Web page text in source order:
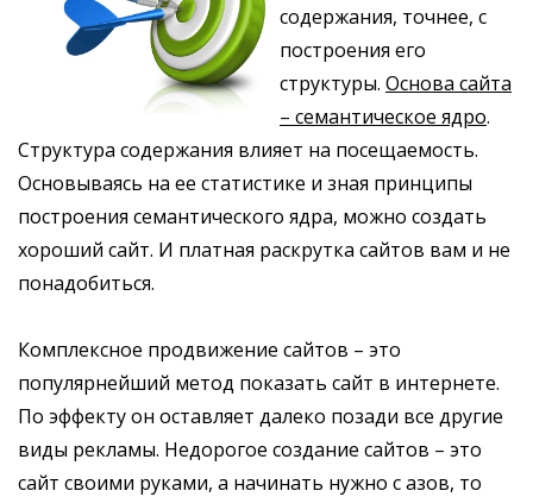
содержания, точнее, с
построения его
структуры. Основа сайта
– семантическое ядро.
Структура содержания влияет на посещаемость.
Основываясь на ее статистике и зная принципы
построения семантического ядра, можно создать
хороший сайт. И платная раскрутка сайтов вам и не
понадобиться.
Комплексное продвижение сайтов – это
популярнейший метод показать сайт в интернете.
По эффекту он оставляет далеко позади все другие
виды рекламы. Недорогое создание сайтов – это
сайт своими руками, а начинать нужно с азов, то